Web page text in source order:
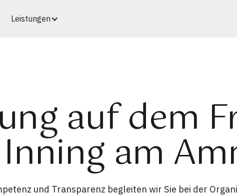
Leistungen
auf dem
am
und Transparenz begleiten wir Sie bei der